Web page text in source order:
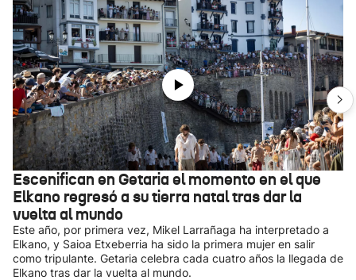
Escenifican en Getaria el momento en el que
Elkano regresó a su tierra natal tras dar la
vuelta al mundo
Este año, por primera vez, Mikel Larrañaga ha interpretado a
Elkano, y Saioa Etxeberria ha sido la primera mujer en salir
como tripulante. Getaria celebra cada cuatro años la llegada de
Elkano tras dar la vuelta al mundo.